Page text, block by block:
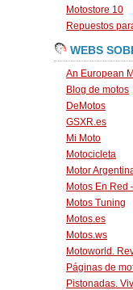
Motostore 10
Repuestos
WEBS
An European
Blog de motos
DeMotos
GSXR.es
Mi Moto
Motocicleta
Motor
Motos En Red
Motos Tuning
Motos.es
Motos.ws
Motoworld.
Páginas de
Pistonadas.